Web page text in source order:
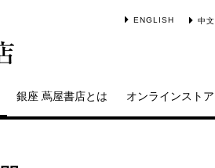
ENGLISH 中文
銀座 蔦屋書店とは オンラインストア